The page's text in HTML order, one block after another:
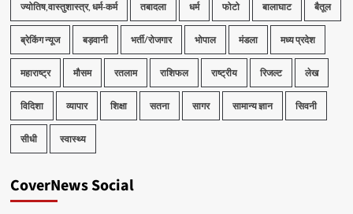
ज्योतिष,वास्तुशास्त्र, धर्म-कर्म तबादला धर्म फोटो बालाघाट बैतूल
ब्रेकिंग न्यूज बड़वानी भर्ती/रोजगार भोपाल मंडला मध्य प्रदेश
महाराष्ट्र मौसम रतलाम राशिफल राष्ट्रीय रिजल्ट लेख
विदिशा व्यापार शिक्षा सतना सागर सामान्य ज्ञान सिवनी
सीधी स्वास्थ्य
CoverNews Social